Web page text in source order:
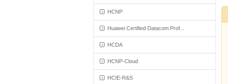
HCNP
Huawei Certified Datacom Prof...
HCDA
HCNP-Cloud
HCIE-R&S